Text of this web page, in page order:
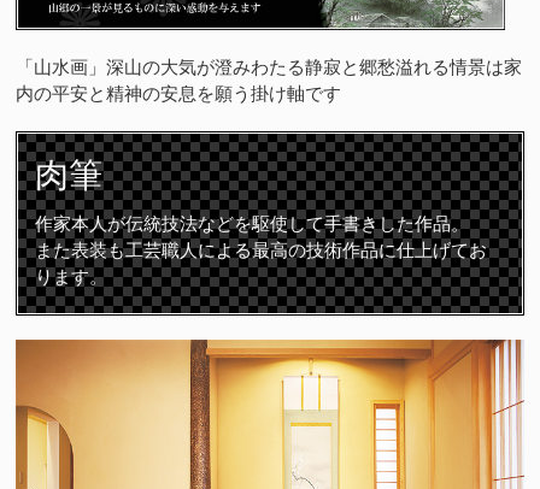
「山水画」深山の大気が澄みわたる静寂と郷愁溢れる情景は家
内の平安と精神の安息を願う掛け軸です
肉筆
作家本人が伝統技法などを駆使して手書きした作品。
また表装も工芸職人による最高の技術作品に仕上げてお
ります。